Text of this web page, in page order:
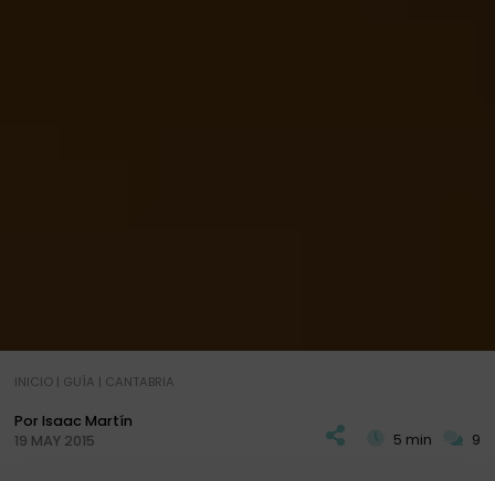
INICIO| GUÍA | CANTABRIA
Por Isaac Martín
19 MAY 2015
5 min 9